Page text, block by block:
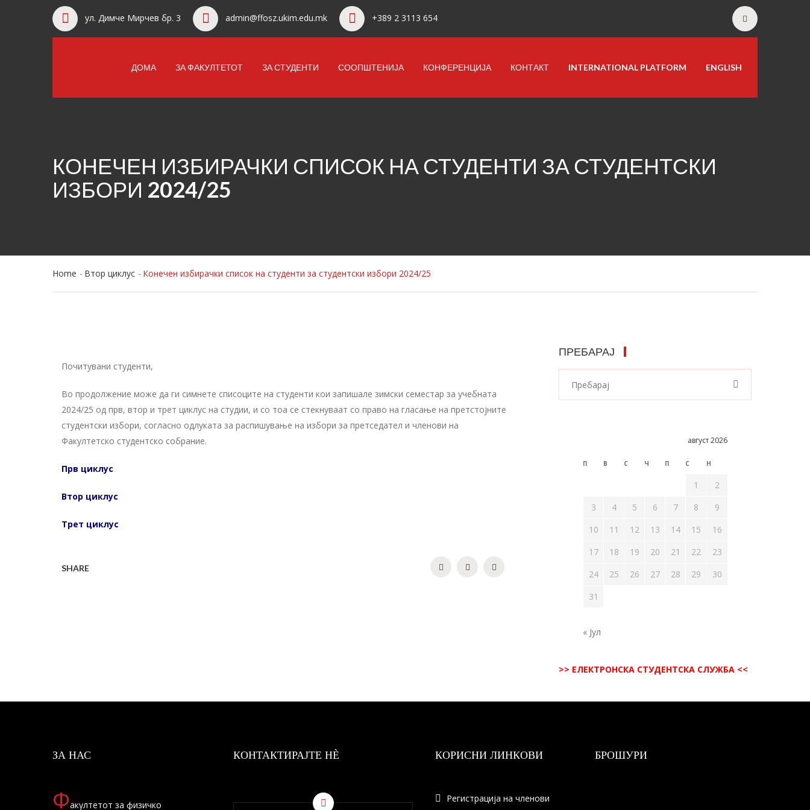
ул. Димче Мирчев бр. 3 admin@ffosz.ukim.edu.mk +389 2 3113 654
ДОМА ЗА ФАКУЛТЕТОТ ЗА СТУДЕНТИ СООПШТЕНИЈА КОНФЕРЕНЦИЈА КОНТАКТ INTERNATIONAL PLATFORM ENGLISH
КОНЕЧЕН ИЗБИРАЧКИ СПИСОК НА СТУДЕНТИ ЗА СТУДЕНТСКИ
ИЗБОРИ 2024/25
Home Втор циклус Конечен избирачки список на студенти за студентски избори 2024/25
Почитувани студенти,
Во продолжение може да ги симнете списоците на студенти кои запишале зимски семестар за учебната
2024/25 од прв, втор и трет циклус на студии, и со тоа се стекнуваат со право на гласање на претстојните
студентски избори, согласно одлуката за распишување на избори за претседател и членови на
Факултетско студентско собрание.
Прв циклус
Втор циклус
Трет циклус
SHARE
ПРЕБАРАЈ
август 2026
П В С Ч П С Н
1
2
3
4 5 6 7 8
9
10
11 12 13 14 15
16
17
18 19 20 21 22
23
24
25 26 27 28 29
30
31
« Јул
>> ЕЛЕКТРОНСКА СТУДЕНТСКА СЛУЖБА <<
ЗА НАС
Факултетот за физичко
КОНТАКТИРАЈТЕ НÈ КОРИСНИ ЛИНКОВИ
Регистрација на членови
БРОШУРИ